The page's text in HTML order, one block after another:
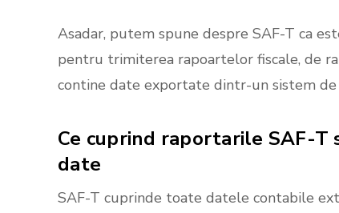
Asadar, putem spune despre SAF-T ca
pentru trimiterea rapoartelor fiscale, de
contine date exportate dintr-un sistem
Ce cuprind raportarile SAF-T
date
SAF-T cuprinde toate datele contabile